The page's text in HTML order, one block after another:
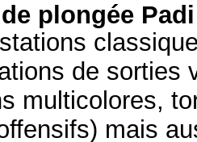
plongée
de sorties
multicolores,
mais